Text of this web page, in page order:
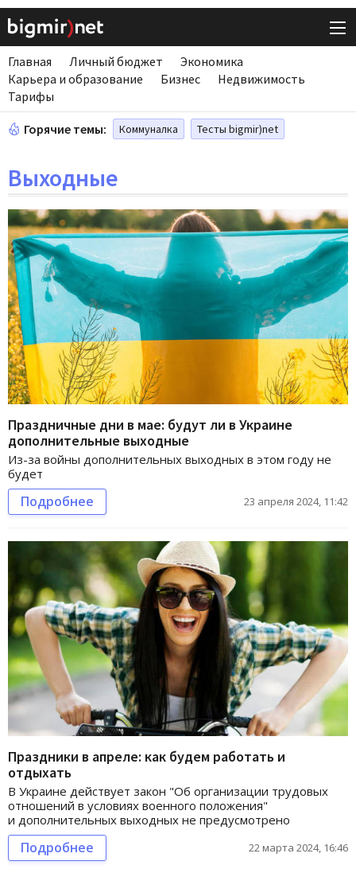
Главная Личный бюджет
Экономика
Карьера и образование
Бизнес
Недвижимость
Тарифы
Горячие темы: Коммуналка Тесты bigmir)net
Выходные
Праздничные дни в мае: будут ли в Украине
дополнительные выходные
Из-за войны дополнительных выходных в этом году не
будет
Подробнее 23 апреля 2024, 11:42
Праздники в апреле: как будем работать и
отдыхать
В Украине действует закон "Об организации трудовых
отношений в условиях военного положения"
и дополнительных выходных не предусмотрено
Подробнее 22 марта 2024, 16:46